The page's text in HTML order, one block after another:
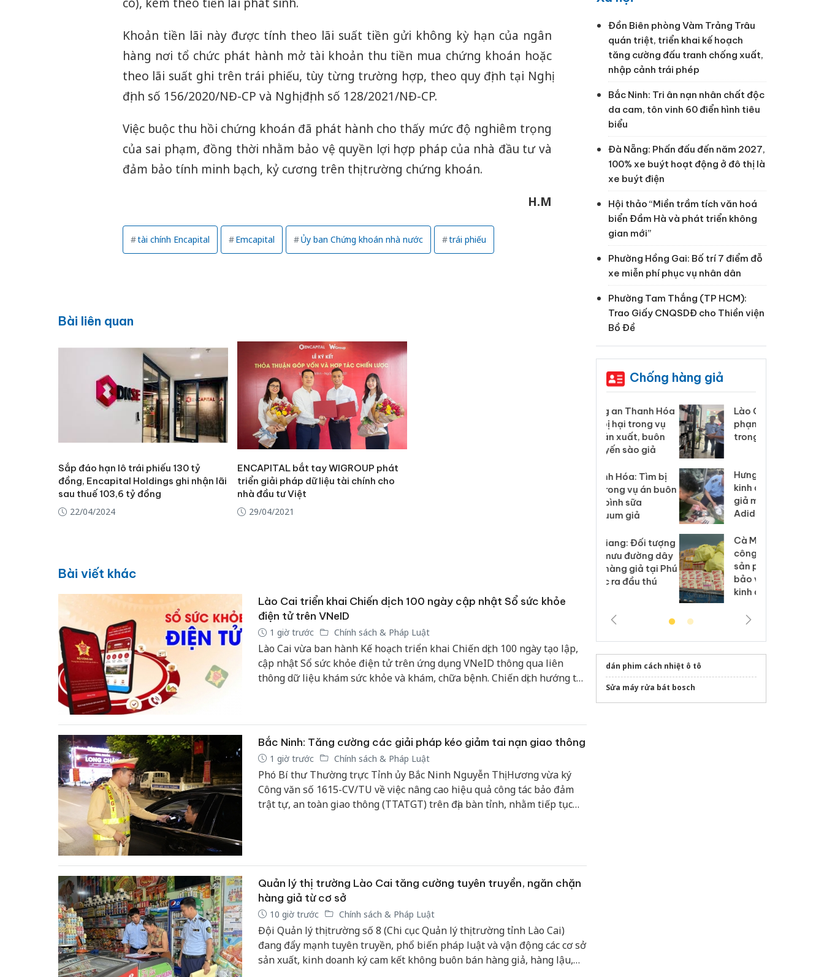
Khoản tiền lãi này được tính theo lãi suất tiền gửi không kỳ hạn của ngân
hàng nơi tổ chức phát hành mở tài khoản thu tiền mua chứng khoán hoặc
theo lãi suất ghi trên trái phiếu, tùy từng trường hợp, theo quy định tại Nghị
định số 156/2020/NĐ-CP và Nghị định số 128/2021/NĐ-CP.
Việc buộc thu hồi chứng khoán đã phát hành cho thấy mức độ nghiêm trọng
của sai phạm, đồng thời nhằm bảo vệ quyền lợi hợp pháp của nhà đầu tư và
đảm bảo tính minh bạch, kỷ cương trên thị trường chứng khoán.
H.M
tài chính Encapital Emcapital Ủy ban Chứng khoán nhà nước trái phiếu
Bài liên quan
Sắp đáo hạn lô trái phiếu 130 tỷ
đồng, Encapital Holdings ghi nhận lãi
sau thuế 103,6 tỷ đồng
22/04/2024
ENCAPITAL bắt tay WIGROUP phát
triển giải pháp dữ liệu tài chính cho
nhà đầu tư Việt
29/04/2021
Bài viết khác
Lào Cai triển khai Chiến dịch 100 ngày cập nhật Sổ sức khỏe
điện tử trên VNeID
1 giờ trước Chính sách & Pháp Luật
Lào Cai vừa ban hành Kế hoạch triển khai Chiến dịch 100 ngày tạo lập,
cập nhật Sổ sức khỏe điện tử trên ứng dụng VNeID thông qua liên
thông dữ liệu khám sức khỏe và khám, chữa bệnh. Chiến dịch hướng tới
khỏe điện tử trên nền tảng VNeID.
Bắc Ninh: Tăng cường các giải pháp kéo giảm tai nạn giao thông
1 giờ trước Chính sách & Pháp Luật
Phó Bí thư Thường trực Tỉnh ủy Bắc Ninh Nguyễn Thị Hương vừa ký
Công văn số 1615-CV/TU về việc nâng cao hiệu quả công tác bảo đảm
trật tự, an toàn giao thông (TTATGT) trên địa bàn tỉnh, nhằm tiếp tục
Quản lý thị trường Lào Cai tăng cường tuyên truyền, ngăn chặn
hàng giả từ cơ sở
10 giờ trước Chính sách & Pháp Luật
Đội Quản lý thị trường số 8 (Chi cục Quản lý thị trường tỉnh Lào Cai)
đang đẩy mạnh tuyên truyền, phổ biến pháp luật và vận động các cơ sở
sản xuất, kinh doanh ký cam kết không buôn bán hàng giả, hàng lậu,
Đồn Biên phòng Vàm Trảng Trâu
quán triệt, triển khai kế hoạch
tăng cường đấu tranh chống xuất,
nhập cảnh trái phép
Bắc Ninh: Tri ân nạn nhân chất độc
da cam, tôn vinh 60 điển hình tiêu
biểu
Đà Nẵng: Phấn đấu đến năm 2027,
100% xe buýt hoạt động ở đô thị là
xe buýt điện
Hội thảo “Miền trầm tích văn hoá
biển Đầm Hà và phát triển không
gian mới”
Phường Hồng Gai: Bố trí 7 điểm đỗ
xe miễn phí phục vụ nhân dân
Phường Tam Thắng (TP HCM):
Trao Giấy CNQSDĐ cho Thiền viện
Bồ Đề
Chống hàng giả
Lào Cai xử lý 83 vụ vi
phạm thương mại
trong tháng 7
Hưng Yên: Xử lý 6 hộ
kinh doanh bán hàng
giả mạo nhãn hiệu
Adidas, Nike
Cà Mau: Tiêu hủy
công khai hàng ngàn
sản phẩm nhập lậu,
bảo vệ môi trường
kinh doanh
dán phim cách nhiệt ô tô
Sửa máy rửa bát bosch